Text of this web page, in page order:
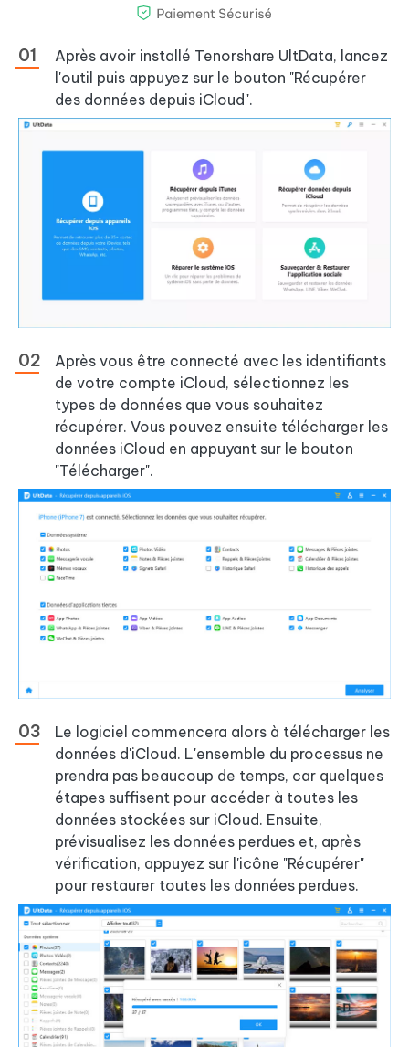
Après avoir installé Tenorshare UltData, lancez
l'outil puis appuyez sur le bouton "Récupérer
des données depuis iCloud".
Après vous être connecté avec les identifiants
de votre compte iCloud, sélectionnez les
types de données que vous souhaitez
récupérer. Vous pouvez ensuite télécharger les
données iCloud en appuyant sur le bouton
"Télécharger".
Le logiciel commencera alors à télécharger les
données d'iCloud. L'ensemble du processus ne
prendra pas beaucoup de temps, car quelques
étapes suffisent pour accéder à toutes les
données stockées sur iCloud. Ensuite,
prévisualisez les données perdues et, après
vérification, appuyez sur l'icône "Récupérer"
pour restaurer toutes les données perdues.